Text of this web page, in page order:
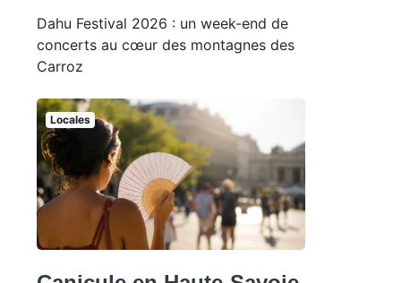
Dahu Festival 2026 : un week-end de
concerts au cœur des montagnes des
Carroz
Locales